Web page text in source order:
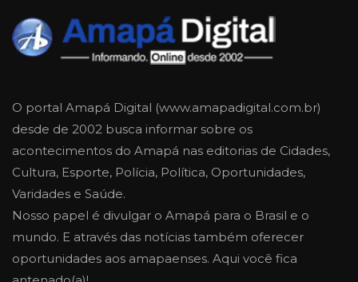
O portal Amapá Digital (www.amapadigital.com.br)
desde de 2002 busca informar sobre os
acontecimentos do Amapá nas editorias de Cidades,
Cultura, Esporte, Polícia, Política, Oportunidades,
Varidades e Saúde.
Nosso papel é divulgar o Amapá para o Brasil e o
mundo. E através das notícias também oferecer
oportunidades aos amapaenses. Aqui você fica